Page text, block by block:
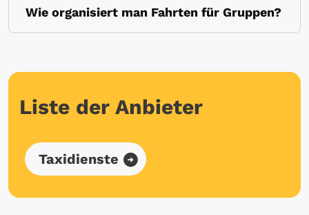
Wie organisiert man Fahrten für Gruppen?
Liste der Anbieter
Taxidienste